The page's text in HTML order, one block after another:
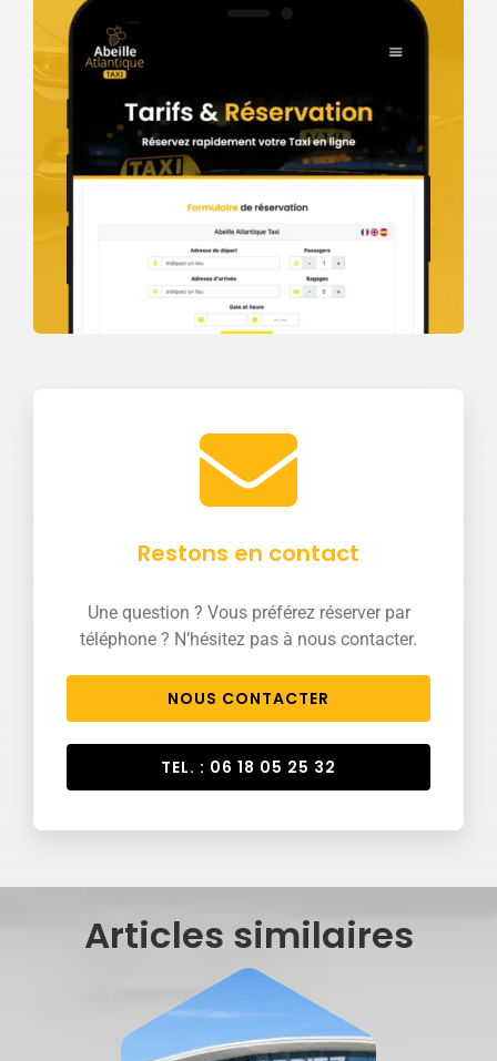
Restons en contact
Une question ? Vous préférez réserver par
téléphone ? N’hésitez pas à nous contacter.
NOUS CONTACTER
TEL. : 06 18 05 25 32
Articles similaires